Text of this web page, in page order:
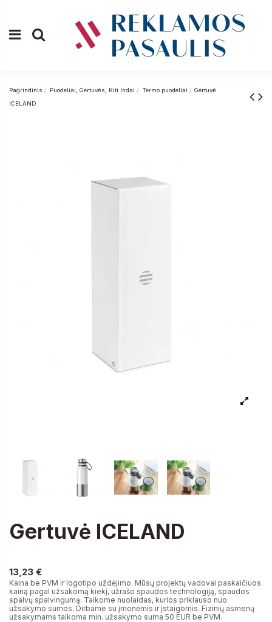
Pagrindinis Puodeliai, Gertuvės, Kiti Indai Termo puodeliai
Gertuvė
ICELAND
Gertuvė ICELAND
13,23 €
Kaina be PVM ir logotipo uždėjimo. Mūsų projektų vadovai paskaičiuos
kainą pagal užsakomą kiekį, užrašo spaudos technologiją, spaudos
spalvų spalvingumą. Taikome nuolaidas, kurios priklauso nuo
užsakymo sumos. Dirbame su įmonėmis ir įstaigomis. Fizinių asmenų
užsakymams taikoma min. užsakymo suma 50 EUR be PVM.